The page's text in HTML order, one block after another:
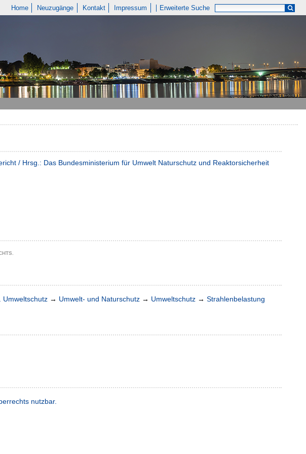
Home Neuzugänge Kontakt Impressum Erweiterte Suche
/ Hrsg.: Das Bundesministerium für Umwelt Naturschutz und Reaktorsicherheit
Umweltschutz → Umwelt- und Naturschutz → Umweltschutz → Strahlenbelastung
nutzbar.